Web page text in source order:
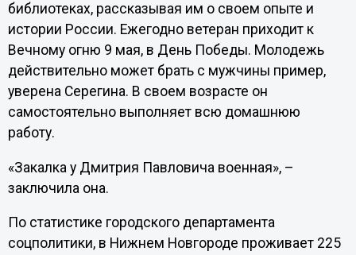
библиотеках, рассказывая им о своем опыте и
истории России. Ежегодно ветеран приходит к
Вечному огню 9 мая, в День Победы. Молодежь
действительно может брать с мужчины пример,
уверена Серегина. В своем возрасте он
самостоятельно выполняет всю домашнюю
работу.
«Закалка у Дмитрия Павловича военная», –
заключила она.
По статистике городского департамента
соцполитики, в Нижнем Новгороде проживает 225